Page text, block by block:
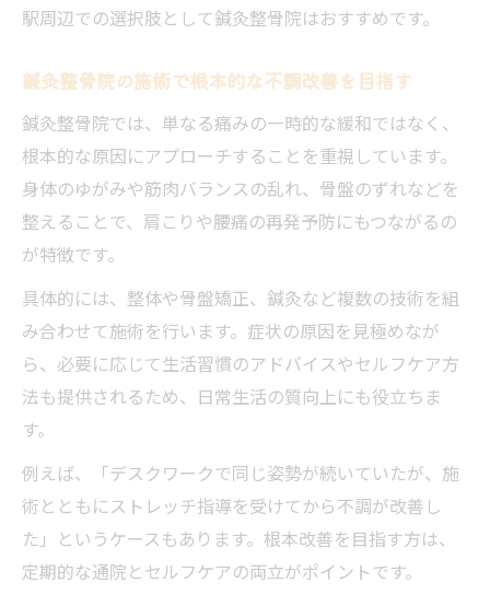
駅周辺での選択肢として鍼灸整骨院はおすすめです。
鍼灸整骨院の施術で根本的な不調改善を目指す
鍼灸整骨院では、単なる痛みの一時的な緩和ではなく、
根本的な原因にアプローチすることを重視しています。
身体のゆがみや筋肉バランスの乱れ、骨盤のずれなどを
整えることで、肩こりや腰痛の再発予防にもつながるの
が特徴です。
具体的には、整体や骨盤矯正、鍼灸など複数の技術を組
み合わせて施術を行います。症状の原因を見極めなが
ら、必要に応じて生活習慣のアドバイスやセルフケア方
法も提供されるため、日常生活の質向上にも役立ちま
す。
例えば、「デスクワークで同じ姿勢が続いていたが、施
術とともにストレッチ指導を受けてから不調が改善し
た」というケースもあります。根本改善を目指す方は、
定期的な通院とセルフケアの両立がポイントです。